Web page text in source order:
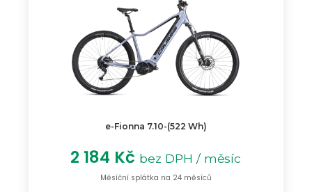
e-Fionna 7.10-(522 Wh)
2 184 Kč bez DPH / měsíc
Měsíční splátka na 24 měsíců